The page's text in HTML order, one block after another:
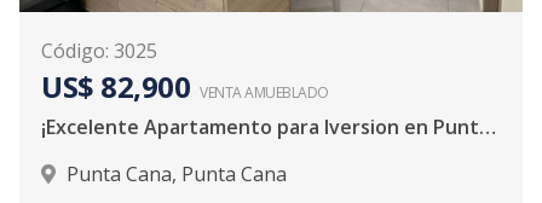
Código: 3025
US$ 82,900 VENTA AMUEBLADO
¡Excelente Apartamento para Iversion en Punta Cana!
Punta Cana, Punta Cana